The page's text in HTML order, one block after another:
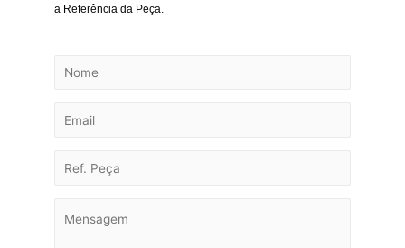
a Referência da Peça.